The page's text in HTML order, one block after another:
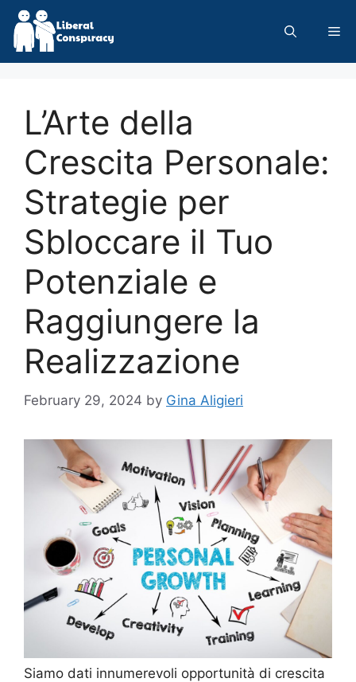
Skip
content
L’Arte della
Crescita Personale:
Strategie per
Sbloccare il Tuo
Potenziale e
Raggiungere la
Realizzazione
February 29, 2024 by Gina Aligieri
Siamo dati innumerevoli opportunità di crescita